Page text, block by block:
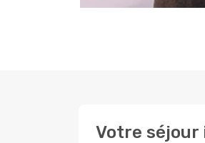
Votre séjour